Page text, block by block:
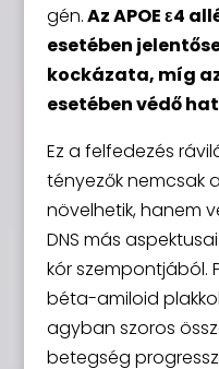
gén.Az APOE ε4
esetében
kockázata, míg
esetében védő
Ez a felfedezés
tényezők nemcsak
növelhetik, hanem
DNS más
kór szempontjából.
béta-amiloid
agyban szoros
betegség